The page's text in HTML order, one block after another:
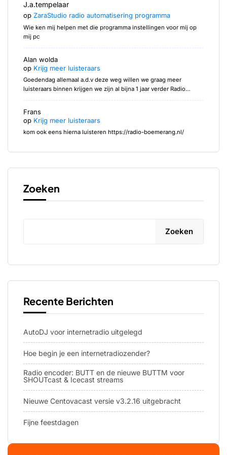
J.a.tempelaar
op ZaraStudio radio automatisering programma
Wie ken mij helpen met die programma instellingen voor mij op
mij pc
Alan wolda
op Krijg meer luisteraars
Goedendag allemaal a.d.v deze weg willen we graag meer
luisteraars binnen krijgen we zijn al bijna 1 jaar verder Radio…
Frans
op Krijg meer luisteraars
kom ook eens hierna luisteren https://radio-boemerang.nl/
Zoeken
Zoeken
Recente Berichten
AutoDJ voor internetradio uitgelegd
Hoe begin je een internetradiozender?
Radio encoder: BUTT en de nieuwe BUTTM voor
SHOUTcast & Icecast streams
Nieuwe Centovacast versie v3.2.16 uitgebracht
Fijne feestdagen